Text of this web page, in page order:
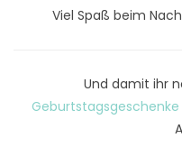
Viel Spaß beim
Und damit ihr
Geburtstagsgeschenke